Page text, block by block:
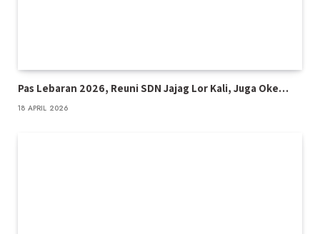
Pas Lebaran 2026, Reuni SDN Jajag Lor Kali, Juga Oke…
18 APRIL 2026